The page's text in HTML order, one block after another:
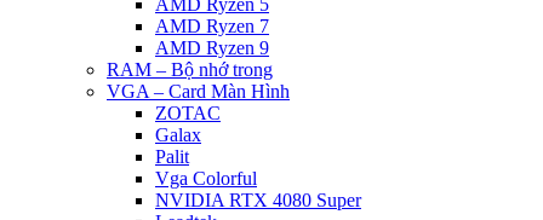
AMD Ryzen 5
AMD Ryzen 7
AMD Ryzen 9
RAM – Bộ nhớ trong
VGA – Card Màn Hình
ZOTAC
Galax
Palit
Vga Colorful
NVIDIA RTX 4080 Super